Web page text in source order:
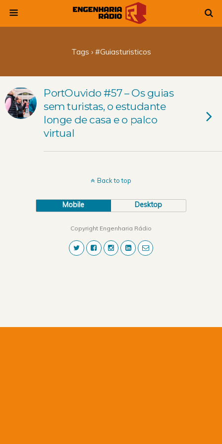
Tags › #guiasturisticos
PortOuvido #57 – Os guias
sem turistas, o estudante
longe de casa e o palco
virtual
Back to top
Mobile Desktop
Copyright Engenharia Rádio